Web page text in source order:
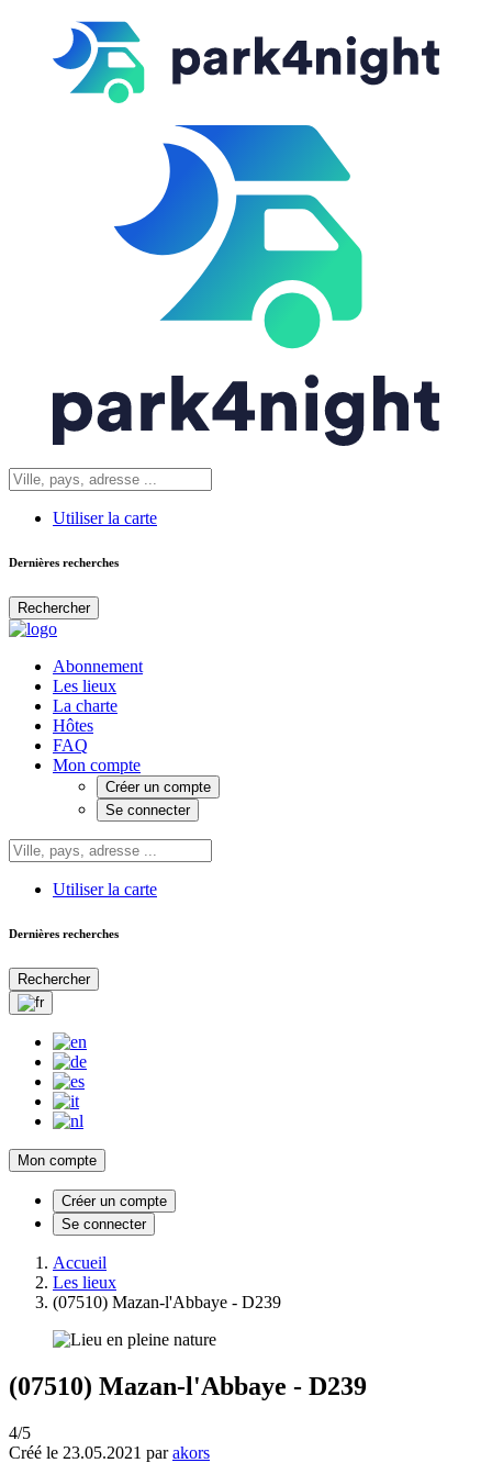
Utiliser la carte
Dernières recherches
Rechercher
Abonnement
Les lieux
La charte
Hôtes
FAQ
Mon compte
Créer un compte
Se connecter
Utiliser la carte
Dernières recherches
Rechercher
Mon compte
Créer un compte
Se connecter
Accueil
Les lieux
(07510) Mazan-l'Abbaye - D239
(07510) Mazan-l'Abbaye - D239
4/5
Créé le 23.05.2021 parakors